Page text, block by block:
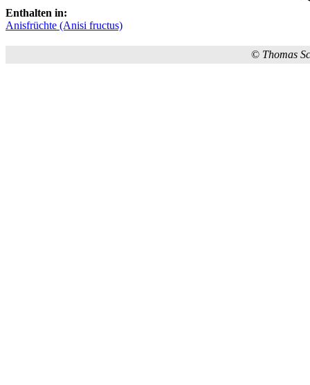
Enthalten in:
Anisfrüchte (Anisi fructus)
© Thomas